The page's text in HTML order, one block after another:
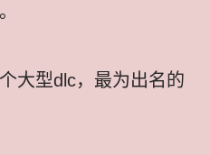
大型dlc，最为出名的